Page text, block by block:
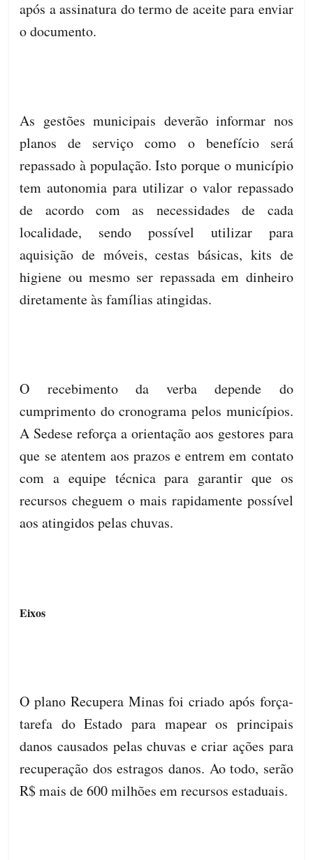
após a assinatura do termo de aceite para enviar
o documento.
As gestões municipais deverão informar nos
planos de serviço como o benefício será
repassado à população. Isto porque o município
tem autonomia para utilizar o valor repassado
de acordo com as necessidades de cada
localidade, sendo possível utilizar para
aquisição de móveis, cestas básicas, kits de
higiene ou mesmo ser repassada em dinheiro
diretamente às famílias atingidas.
O recebimento da verba depende do
cumprimento do cronograma pelos municípios.
A Sedese reforça a orientação aos gestores para
que se atentem aos prazos e entrem em contato
com a equipe técnica para garantir que os
recursos cheguem o mais rapidamente possível
aos atingidos pelas chuvas.
Eixos
O plano Recupera Minas foi criado após força-
tarefa do Estado para mapear os principais
danos causados pelas chuvas e criar ações para
recuperação dos estragos danos. Ao todo, serão
R$ mais de 600 milhões em recursos estaduais.